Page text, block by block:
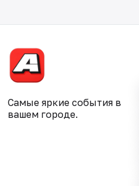
Самые яркие события в
вашем городе.